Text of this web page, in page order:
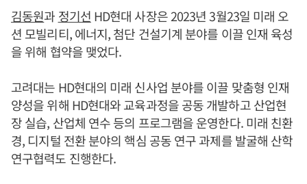
김동원과 정기선 HD현대 사장은 2023년 3월23일 미래 오
션 모빌리티, 에너지, 첨단 건설기계 분야를 이끌 인재 육성
을 위해 협약을 맺었다.
고려대는 HD현대의 미래 신사업 분야를 이끌 맞춤형 인재
양성을 위해 HD현대와 교육과정을 공동 개발하고 산업현
장 실습, 산업체 연수 등의 프로그램을 운영한다. 미래 친환
경, 디지털 전환 분야의 핵심 공동 연구 과제를 발굴해 산학
연구협력도 진행한다.